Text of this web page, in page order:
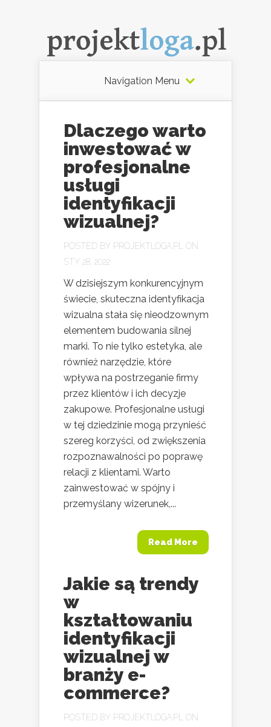
Navigation Menu
Dlaczego warto
inwestować w
profesjonalne
usługi
identyfikacji
wizualnej?
POSTED BY PROJEKTLOGA.PL
ON
STY 28, 2022
W dzisiejszym konkurencyjnym
świecie, skuteczna identyfikacja
wizualna stała się nieodzownym
elementem budowania silnej
marki. To nie tylko estetyka, ale
również narzędzie, które
wpływa na postrzeganie firmy
przez klientów i ich decyzje
zakupowe. Profesjonalne usługi
w tej dziedzinie mogą przynieść
szereg korzyści, od zwiększenia
rozpoznawalności po poprawę
relacji z klientami. Warto
zainwestować w spójny i
przemyślany wizerunek,...
Read More
Jakie są trendy
w
kształtowaniu
identyfikacji
wizualnej w
branży e-
commerce?
POSTED BY PROJEKTLOGA.PL
ON